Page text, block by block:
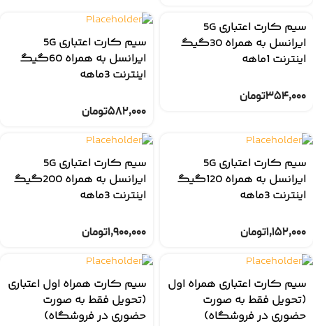
سیم کارت اعتباری 5G
ایرانسل به همراه 30گیگ
اینترنت 1ماهه
۳۵۴,۰۰۰تومان
سیم کارت اعتباری 5G
ایرانسل به همراه 60گیگ
اینترنت 3ماهه
۵۸۲,۰۰۰تومان
سیم کارت اعتباری 5G
ایرانسل به همراه 120گیگ
اینترنت 3ماهه
۱,۱۵۲,۰۰۰تومان
سیم کارت اعتباری 5G
ایرانسل به همراه 200گیگ
اینترنت 3ماهه
۱,۹۰۰,۰۰۰تومان
سیم کارت اعتباری همراه اول
(تحویل فقط به صورت
حضوری در فروشگاه)
سیم کارت همراه اول اعتباری
(تحویل فقط به صورت
حضوری در فروشگاه)